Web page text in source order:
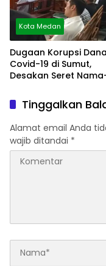
Kota Medan
Dugaan Korupsi Dana
Covid-19 di Sumut,
Desakan Seret
Tinggalkan
Alamat email Anda
wajib ditandai *